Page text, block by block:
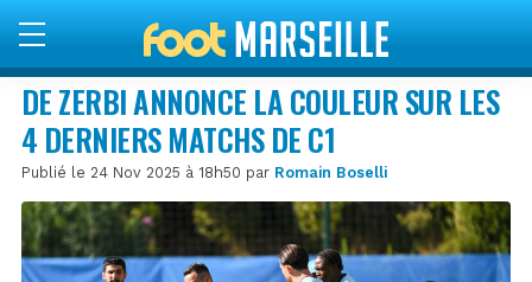
DE ZERBI ANNONCE LA COULEUR SUR LES
4 DERNIERS MATCHS DE C1
Publié le 24 Nov 2025 à 18h50 par Romain Boselli